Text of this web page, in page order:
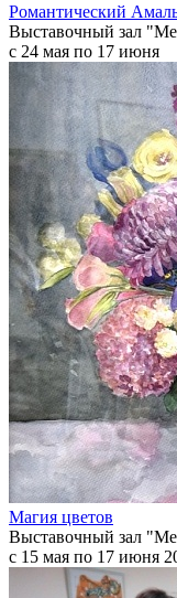
Романтический
Выставочный зал
с 24 мая по 17 июня
Магия цветов
Выставочный зал
с 15 мая по 17 июня